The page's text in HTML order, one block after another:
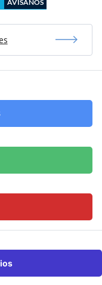
AVÍSANOS